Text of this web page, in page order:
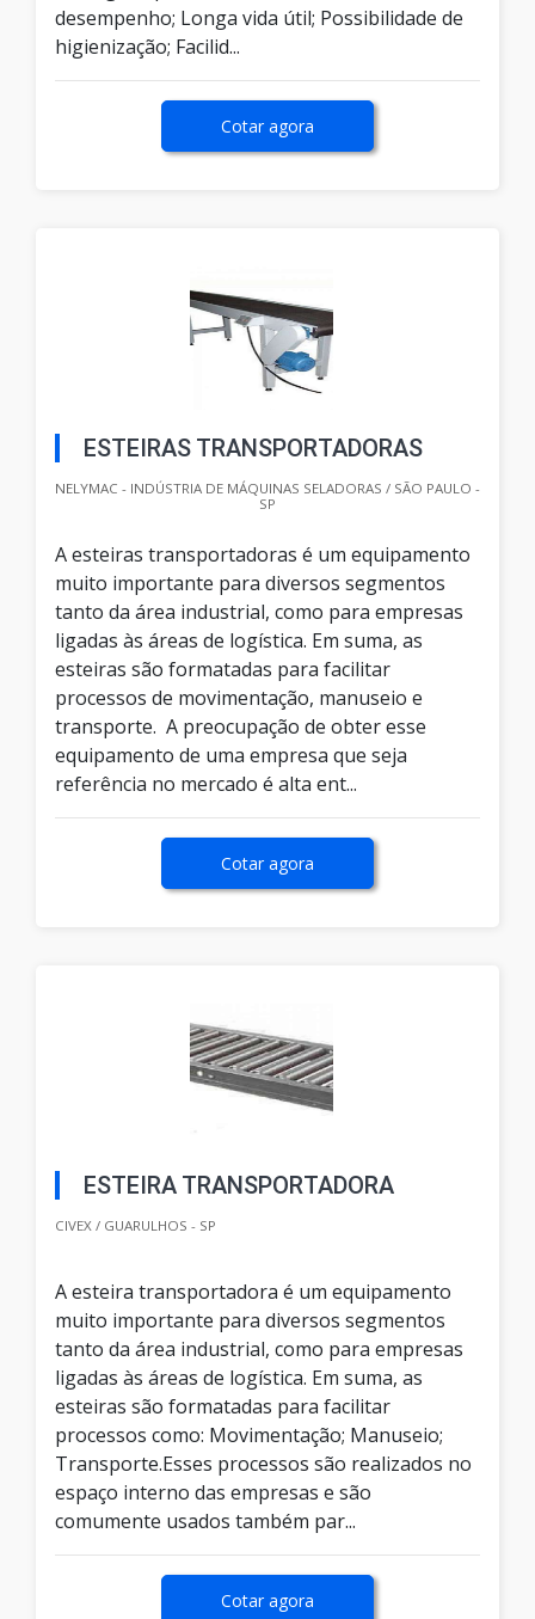
desempenho; Longa vida útil; Possibilidade de
higienização; Facilid...
Cotar agora
ESTEIRAS TRANSPORTADORAS
NELYMAC - INDÚSTRIA DE MÁQUINAS SELADORAS / SÃO PAULO -
SP
A esteiras transportadoras é um equipamento
muito importante para diversos segmentos
tanto da área industrial, como para empresas
ligadas às áreas de logística. Em suma, as
esteiras são formatadas para facilitar
processos de movimentação, manuseio e
transporte. A preocupação de obter esse
equipamento de uma empresa que seja
referência no mercado é alta ent...
Cotar agora
ESTEIRA TRANSPORTADORA
CIVEX / GUARULHOS - SP
A esteira transportadora é um equipamento
muito importante para diversos segmentos
tanto da área industrial, como para empresas
ligadas às áreas de logística. Em suma, as
esteiras são formatadas para facilitar
processos como: Movimentação; Manuseio;
Transporte.Esses processos são realizados no
espaço interno das empresas e são
comumente usados também par...
Cotar agora